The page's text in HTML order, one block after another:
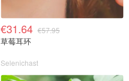
€31.64 €57.95
草莓耳环
Selenichast